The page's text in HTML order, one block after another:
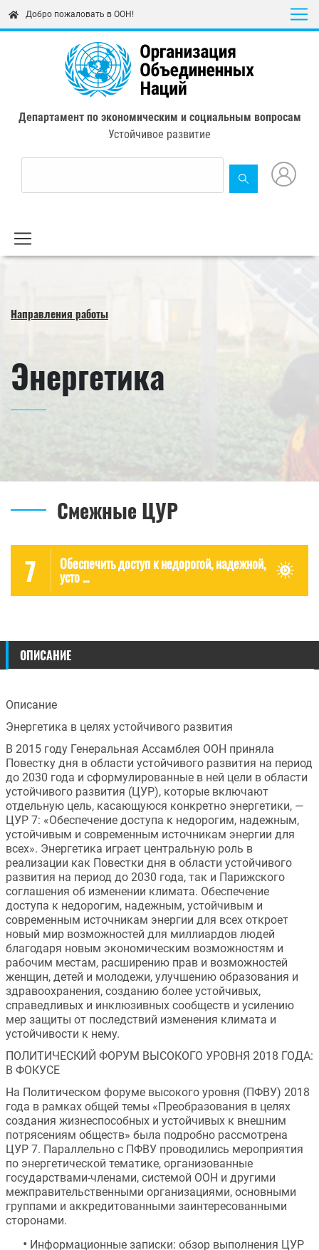
content
Добро пожаловать в ООН!
Департамент по экономическим и социальным вопросам
Устойчивое развитие
Направления работы
Энергетика
Смежные ЦУР
7 Обеспечить доступ к недорогой, надежной,
усто ...
ОПИСАНИЕ
Описание
Энергетика в целях устойчивого развития
В 2015 году Генеральная Ассамблея ООН приняла
Повестку дня в области устойчивого развития на период
до 2030 года и сформулированные в ней цели в области
устойчивого развития (ЦУР), которые включают
отдельную цель, касающуюся конкретно энергетики, —
ЦУР 7: «Обеспечение доступа к недорогим, надежным,
устойчивым и современным источникам энергии для
всех». Энергетика играет центральную роль в
реализации как Повестки дня в области устойчивого
развития на период до 2030 года, так и Парижского
соглашения об изменении климата. Обеспечение
доступа к недорогим, надежным, устойчивым и
современным источникам энергии для всех откроет
новый мир возможностей для миллиардов людей
благодаря новым экономическим возможностям и
рабочим местам, расширению прав и возможностей
женщин, детей и молодежи, улучшению образования и
здравоохранения, созданию более устойчивых,
справедливых и инклюзивных сообществ и усилению
мер защиты от последствий изменения климата и
устойчивости к нему.
ПОЛИТИЧЕСКИЙ ФОРУМ ВЫСОКОГО УРОВНЯ 2018 ГОДА:
В ФОКУСЕ
На Политическом форуме высокого уровня (ПФВУ) 2018
года в рамках общей темы «Преобразования в целях
создания жизнеспособных и устойчивых к внешним
потрясениям обществ» была подробно рассмотрена
ЦУР 7. Параллельно с ПФВУ проводились мероприятия
по энергетической тематике, организованные
государствами-членами, системой ООН и другими
межправительственными организациями, основными
группами и аккредитованными заинтересованными
сторонами.
• Информационные записки: обзор выполнения ЦУР